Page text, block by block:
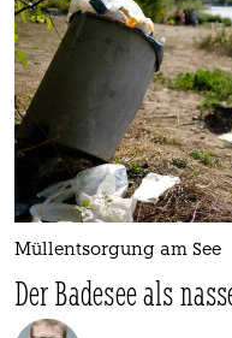
Müllentsorgung am See
Der Badesee als